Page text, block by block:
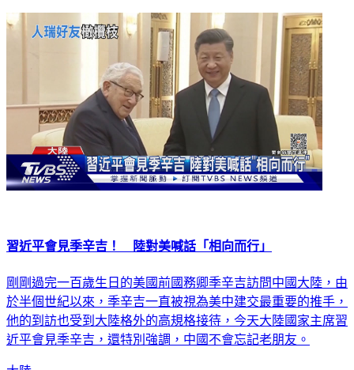
習近平會見季辛吉！ 陸對美喊話「相向而行」
剛剛過完一百歲生日的美國前國務卿季辛吉訪問中國大陸，由
於半個世紀以來，季辛吉一直被視為美中建交最重要的推手，
他的到訪也受到大陸格外的高規格接待，今天大陸國家主席習
近平會見季辛吉，還特別強調，中國不會忘記老朋友。